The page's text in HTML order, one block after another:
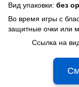
Вид упаковки: без
Во время игры с
защитные очки или
Ссылка на